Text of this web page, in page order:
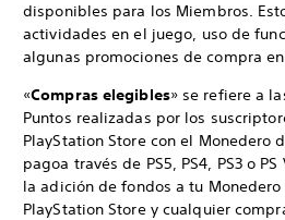
disponibles para los Miembros.
actividades en el juego, uso de
algunas promociones de compra
«Compras elegibles» se refiere a
Puntos realizadas por los
PlayStation Store con el Monedero
pagoa través de PS5, PS4, PS3 o
la adición de fondos a tu Monedero
PlayStation Store y cualquier